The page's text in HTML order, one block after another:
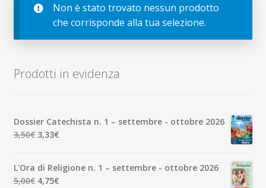
menu
Non è stato trovato nessun prodotto
che corrisponde alla tua selezione.
Prodotti in evidenza
Dossier Catechista n. 1 – settembre - ottobre 2026
3,50€ Il
era:
3,33€Il
è:
L'Ora di Religione n. 1 – settembre - ottobre 2026
5,00€ Il
4,75€Il